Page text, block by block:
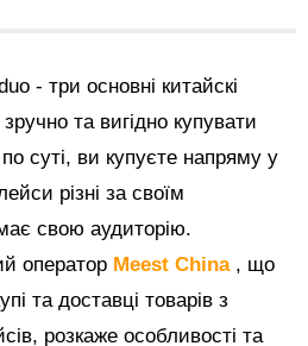
- три основні китайскі
та вигідно купувати
суті, ви купуєте напряму у
різні за своїм
свою аудиторію.
оператор Meest China , що
та доставці товарів з
розкаже особливості та